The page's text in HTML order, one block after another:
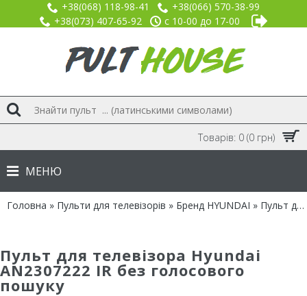
+38(068) 118-98-41
+38(066) 570-38-99
+38(073) 407-65-92
с 10-00 до 17-00
Товарів: 0 (0 грн)
МЕНЮ
Головна » Пульти для телевізорів » Бренд HYUNDAI » Пульт для Hyundai AN2307222 IR без голосового пошуку
Пульт для телевізора Hyundai
AN2307222 IR без голосового
пошуку